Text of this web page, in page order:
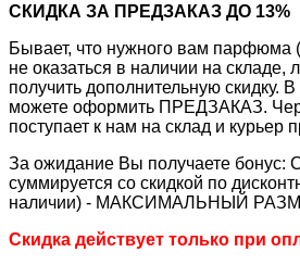
СКИДКА ЗА ПРЕДЗАКАЗ ДО 13%
Бывает, что нужного вам парфюма
не оказаться в наличии на складе,
получить дополнительную скидку.
можете оформить ПРЕДЗАКАЗ.
поступает к нам на склад и курьер
За ожидание Вы получаете бонус:
суммируется со скидкой по
наличии) - МАКСИМАЛЬНЫЙ
Скидка действует только при